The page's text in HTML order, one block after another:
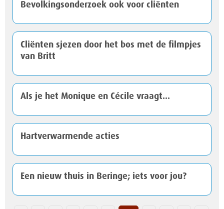
Bevolkingsonderzoek ook voor cliënten
Cliënten sjezen door het bos met de filmpjes
van Britt
Als je het Monique en Cécile vraagt...
Hartverwarmende acties
Een nieuw thuis in Beringe; iets voor jou?